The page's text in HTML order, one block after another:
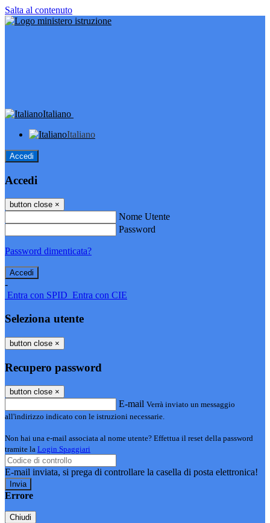
Salta al contenuto
Italiano
Italiano
Accedi
Accedi
button close ×
Nome Utente
Password
Password dimenticata?
-
Entra con SPID Entra con CIE
Seleziona utente
button close ×
Recupero password
button close ×
E-mail Verrà inviato un messaggio
all'indirizzo indicato con le istruzioni necessarie.
Non hai una e-mail associata al nome utente? Effettua il reset della password
tramite la Login Spaggiari
E-mail inviata, si prega di controllare la casella di posta elettronica!
Errore
Chiudi